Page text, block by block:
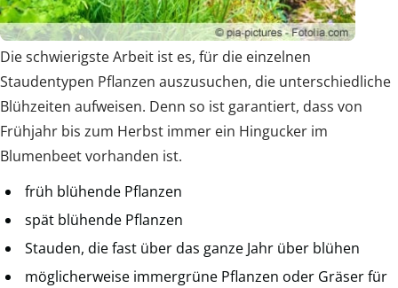
Die schwierigste Arbeit ist es, für die einzelnen
Staudentypen Pflanzen auszusuchen, die unterschiedliche
Blühzeiten aufweisen. Denn so ist garantiert, dass von
Frühjahr bis zum Herbst immer ein Hingucker im
Blumenbeet vorhanden ist.
früh blühende Pflanzen
spät blühende Pflanzen
Stauden, die fast über das ganze Jahr über blühen
möglicherweise immergrüne Pflanzen oder Gräser für